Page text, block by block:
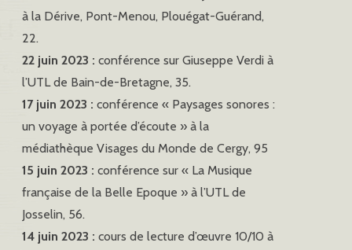
à la Dérive, Pont-Menou, Plouégat-Guérand,
22.
22 juin 2023 : conférence sur Giuseppe Verdi à
l’UTL de Bain-de-Bretagne, 35.
17 juin 2023 : conférence « Paysages sonores :
un voyage à portée d’écoute » à la
médiathèque Visages du Monde de Cergy, 95
15 juin 2023 : conférence sur « La Musique
française de la Belle Epoque » à l’UTL de
Josselin, 56.
14 juin 2023 : cours de lecture d’œuvre 10/10 à